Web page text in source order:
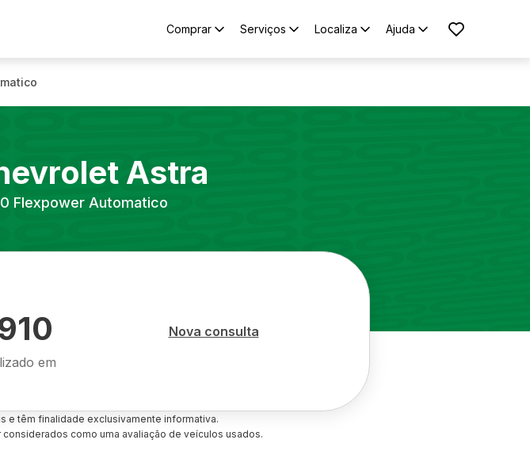
Comprar Serviços Localiza Ajuda
Astra
Flexpower Automatico
em
Nova consulta
e têm finalidade exclusivamente informativa.
como uma avaliação de veículos usados.